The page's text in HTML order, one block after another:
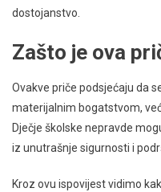
dostojanstvo.
Zašto je ova
Ovakve priče podsjećaju da
materijalnim bogatstvom,
Dječje školske nepravde
iz unutrašnje sigurnosti i
Kroz ovu ispovijest vidimo